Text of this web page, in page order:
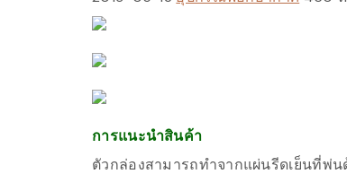
การแนะนำสินค้า
ตัวกล่องสามารถทำจากแผ่นรีดเย็นที่พ่